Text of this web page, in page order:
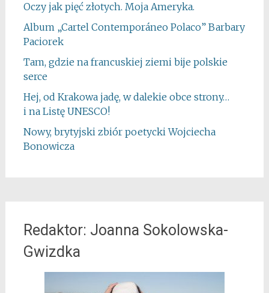
Oczy jak pięć złotych. Moja Ameryka.
Album „Cartel Contemporáneo Polaco” Barbary
Paciorek
Tam, gdzie na francuskiej ziemi bije polskie
serce
Hej, od Krakowa jadę, w dalekie obce strony…
i na Listę UNESCO!
Nowy, brytyjski zbiór poetycki Wojciecha
Bonowicza
Redaktor: Joanna Sokolowska-
Gwizdka